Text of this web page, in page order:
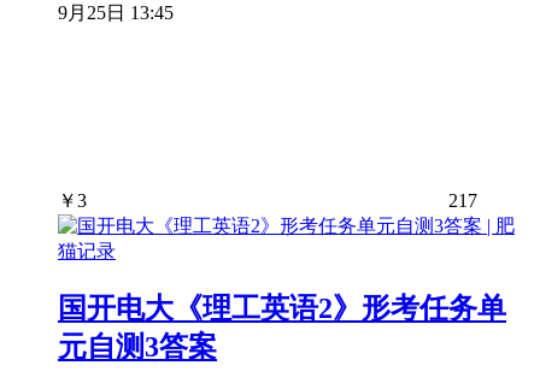
9月25日 13:45
￥3 217
国开电大《理工英语2》形考任务单
元自测3答案